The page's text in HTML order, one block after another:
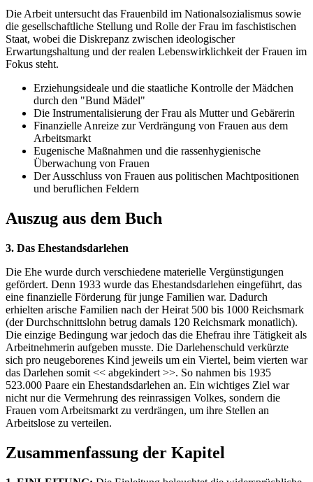
Die Arbeit untersucht das Frauenbild im Nationalsozialismus sowie
die gesellschaftliche Stellung und Rolle der Frau im faschistischen
Staat, wobei die Diskrepanz zwischen ideologischer
Erwartungshaltung und der realen Lebenswirklichkeit der Frauen im
Fokus steht.
Erziehungsideale und die staatliche Kontrolle der Mädchen
durch den "Bund Mädel"
Die Instrumentalisierung der Frau als Mutter und Gebärerin
Finanzielle Anreize zur Verdrängung von Frauen aus dem
Arbeitsmarkt
Eugenische Maßnahmen und die rassenhygienische
Überwachung von Frauen
Der Ausschluss von Frauen aus politischen Machtpositionen
und beruflichen Feldern
Auszug aus dem Buch
3. Das Ehestandsdarlehen
Die Ehe wurde durch verschiedene materielle Vergünstigungen
gefördert. Denn 1933 wurde das Ehestandsdarlehen eingeführt, das
eine finanzielle Förderung für junge Familien war. Dadurch
erhielten arische Familien nach der Heirat 500 bis 1000 Reichsmark
(der Durchschnittslohn betrug damals 120 Reichsmark monatlich).
Die einzige Bedingung war jedoch das die Ehefrau ihre Tätigkeit als
Arbeitnehmerin aufgeben musste. Die Darlehenschuld verkürzte
sich pro neugeborenes Kind jeweils um ein Viertel, beim vierten war
das Darlehen somit << abgekindert >>. So nahmen bis 1935
523.000 Paare ein Ehestandsdarlehen an. Ein wichtiges Ziel war
nicht nur die Vermehrung des reinrassigen Volkes, sondern die
Frauen vom Arbeitsmarkt zu verdrängen, um ihre Stellen an
Arbeitslose zu verteilen.
Zusammenfassung der Kapitel